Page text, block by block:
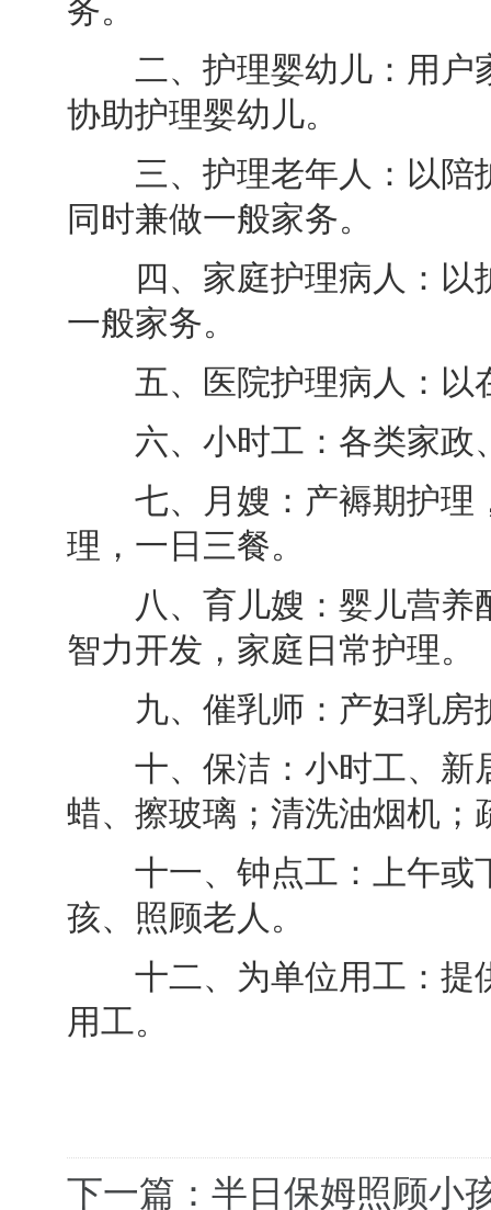
务。
二、护理婴幼儿：用户
协助护理婴幼儿。
三、护理老年人：以陪
同时兼做一般家务。
四、家庭护理病人：以
一般家务。
五、医院护理病人：以
六、小时工：各类家政
七、月嫂：产褥期护理
理，一日三餐。
八、育儿嫂：婴儿营养
智力开发，家庭日常护理。
九、催乳师：产妇乳房
十、保洁：小时工、新
蜡、擦玻璃；清洗油烟机；
十一、钟点工：上午或
孩、照顾老人。
十二、为单位用工：提
用工。
下一篇：半日保姆照顾小